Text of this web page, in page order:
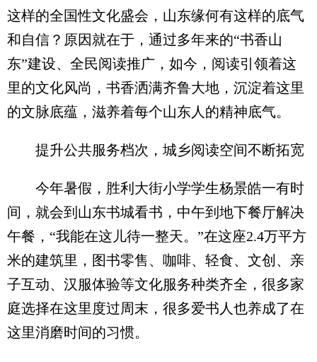
这样的全国性文化盛会，山东缘何有这样的底气
和自信？原因就在于，通过多年来的“书香山
东”建设、全民阅读推广，如今，阅读引领着这
里的文化风尚，书香洒满齐鲁大地，沉淀着这里
的文脉底蕴，滋养着每个山东人的精神底气。
提升公共服务档次，城乡阅读空间不断拓宽
今年暑假，胜利大街小学学生杨景皓一有时
间，就会到山东书城看书，中午到地下餐厅解决
午餐，“我能在这儿待一整天。”在这座2.4万平方
米的建筑里，图书零售、咖啡、轻食、文创、亲
子互动、汉服体验等文化服务种类齐全，很多家
庭选择在这里度过周末，很多爱书人也养成了在
这里消磨时间的习惯。